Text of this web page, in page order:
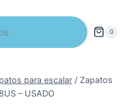
0
para escalar / Zapatos
– USADO